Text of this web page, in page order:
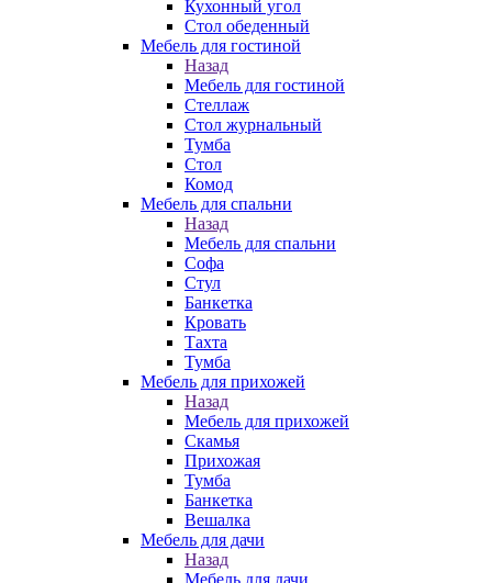
Кухонный угол
Стол обеденный
Мебель для гостиной
Назад
Мебель для гостиной
Стеллаж
Стол журнальный
Тумба
Стол
Комод
Мебель для спальни
Назад
Мебель для спальни
Софа
Стул
Банкетка
Кровать
Тахта
Тумба
Мебель для прихожей
Назад
Мебель для прихожей
Скамья
Прихожая
Тумба
Банкетка
Вешалка
Мебель для дачи
Назад
Мебель для дачи